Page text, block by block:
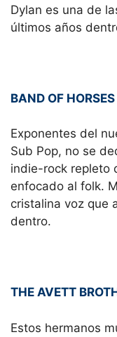
Dylan es una de
últimos años
BAND OF HORSES
Exponentes del
Sub Pop, no se
indie-rock repleto
enfocado al folk.
cristalina voz que
dentro.
THE AVETT
Estos hermanos